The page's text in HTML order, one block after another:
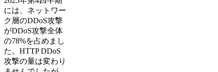
には、ネットワー
ク層のDDoS攻撃
がDDoS攻撃全体
の78%を占めまし
た。HTTP DDoS
攻撃の量は変わり